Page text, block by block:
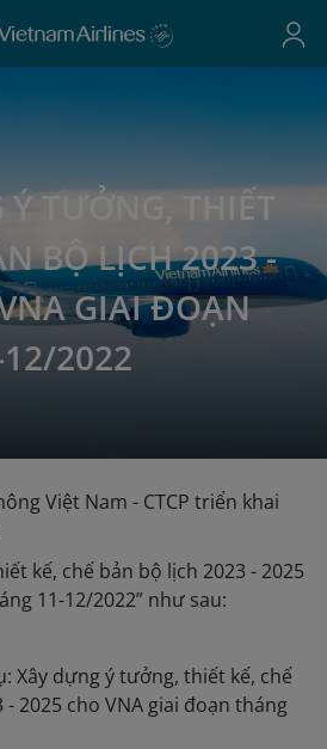
TƯỞNG, THIẾT
BỘ LỊCH 2023 -
GIAI ĐOẠN
2022
Việt Nam - CTCP triển khai
kế, chế bản bộ lịch 2023 - 2025
11-12/2022” như sau:
Xây dựng ý tưởng, thiết kế, chế
- 2025 cho VNA giai đoạn tháng